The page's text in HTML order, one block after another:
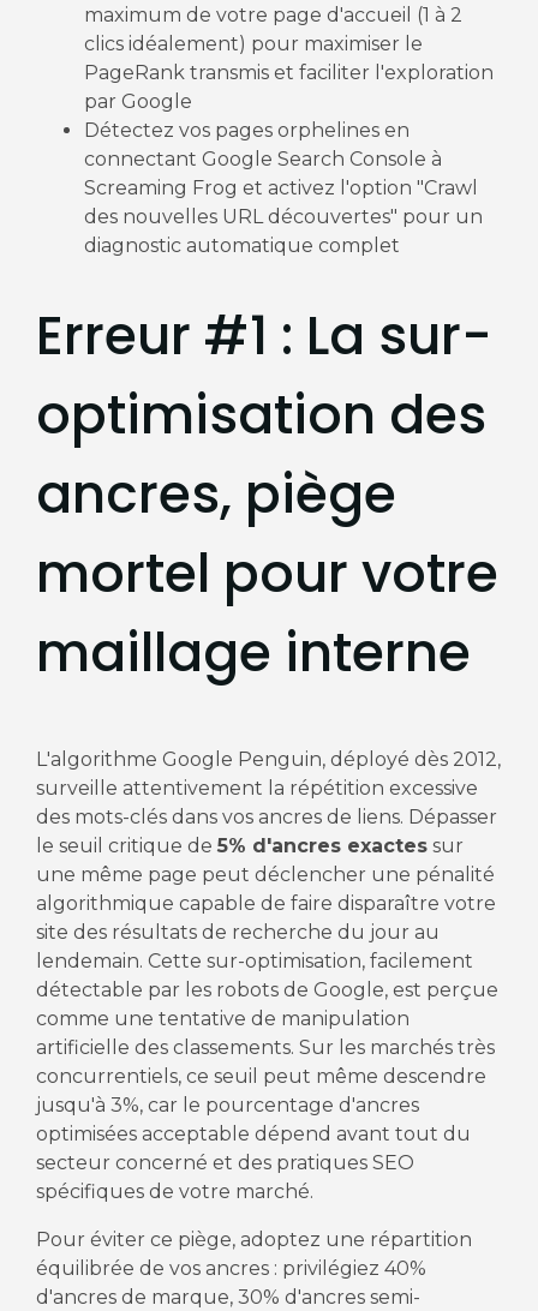
maximum de votre page d'accueil (1 à 2
clics idéalement) pour maximiser le
PageRank transmis et faciliter l'exploration
par Google
Détectez vos pages orphelines en
connectant Google Search Console à
Screaming Frog et activez l'option "Crawl
des nouvelles URL découvertes" pour un
diagnostic automatique complet
Erreur #1 : La sur-
optimisation des
ancres, piège
mortel pour votre
maillage interne
L'algorithme Google Penguin, déployé dès 2012,
surveille attentivement la répétition excessive
des mots-clés dans vos ancres de liens. Dépasser
le seuil critique de 5% d'ancres exactessur
une même page peut déclencher une pénalité
algorithmique capable de faire disparaître votre
site des résultats de recherche du jour au
lendemain. Cette sur-optimisation, facilement
détectable par les robots de Google, est perçue
comme une tentative de manipulation
artificielle des classements. Sur les marchés très
concurrentiels, ce seuil peut même descendre
jusqu'à 3%, car le pourcentage d'ancres
optimisées acceptable dépend avant tout du
secteur concerné et des pratiques SEO
spécifiques de votre marché.
Pour éviter ce piège, adoptez une répartition
équilibrée de vos ancres : privilégiez 40%
d'ancres de marque, 30% d'ancres semi-